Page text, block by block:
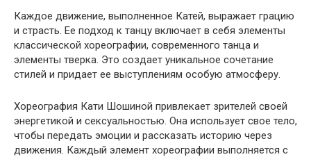
Каждое движение, выполненное Катей, выражает грацию
и страсть. Ее подход к танцу включает в себя элементы
классической хореографии, современного танца и
элементы тверка. Это создает уникальное сочетание
стилей и придает ее выступлениям особую атмосферу.
Хореография Кати Шошиной привлекает зрителей своей
энергетикой и сексуальностью. Она использует свое тело,
чтобы передать эмоции и рассказать историю через
движения. Каждый элемент хореографии выполняется с